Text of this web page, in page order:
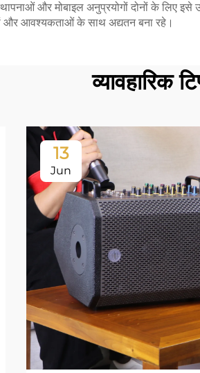
स्थापनाओं और मोबाइल अनुप्रयोगों दोनों के
और आवश्यकताओं के साथ अद्यतन बना रहे।
व्यावहारिक
13
Jun